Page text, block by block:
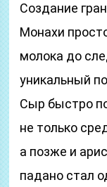
Создание
Монахи
молока до
уникальный
Сыр быстро
не только
а позже и
падано стал